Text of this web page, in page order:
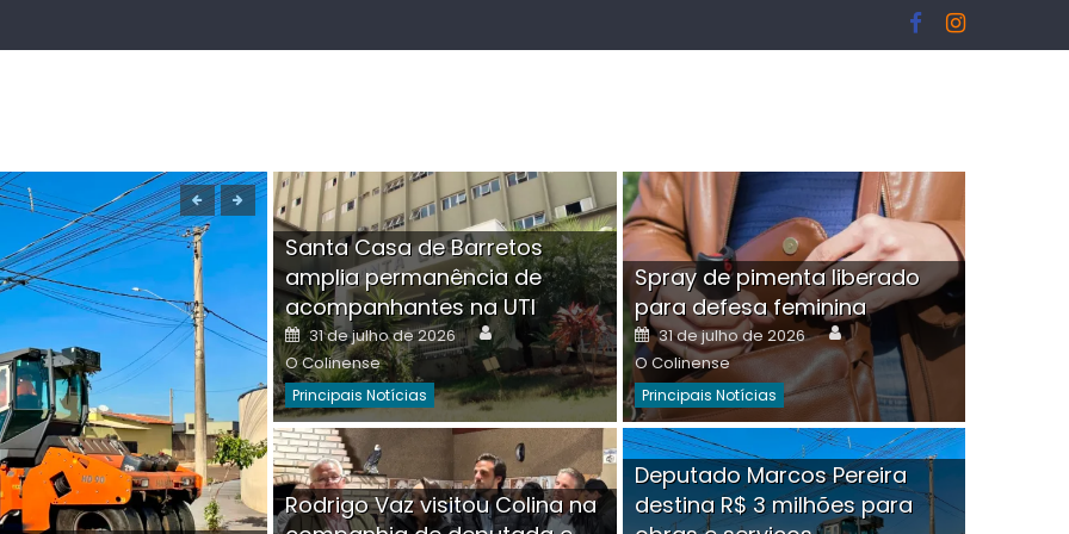
Boutique na Av. Ângelo Martins Tristão é
invadida por criminoso mascarado
Santa Casa de Barretos
amplia permanência de
acompanhantes na UTI
Posted
on
31 de julho de 2026 Author
O Colinense
Principais Notícias
Spray de pimenta liberado
para defesa feminina
Posted
on
31 de julho de 2026 Author
O Colinense
Principais Notícias
Rodrigo Vaz visitou Colina na
Deputado Marcos Pereira
destina R$ 3 milhões para